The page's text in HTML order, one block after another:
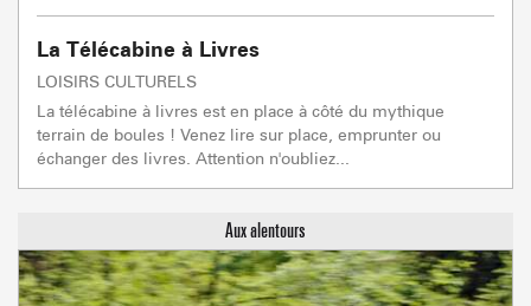
La Télécabine à Livres
LOISIRS CULTURELS
La télécabine à livres est en place à côté du mythique
terrain de boules ! Venez lire sur place, emprunter ou
échanger des livres. Attention n'oubliez...